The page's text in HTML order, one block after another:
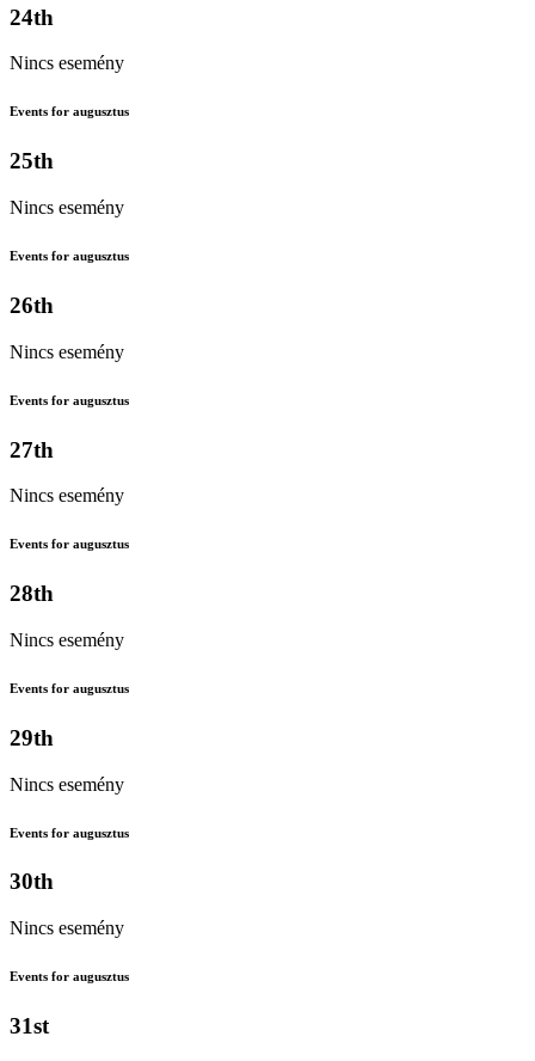
24th
Nincs esemény
Events for augusztus
25th
Nincs esemény
Events for augusztus
26th
Nincs esemény
Events for augusztus
27th
Nincs esemény
Events for augusztus
28th
Nincs esemény
Events for augusztus
29th
Nincs esemény
Events for augusztus
30th
Nincs esemény
Events for augusztus
31st